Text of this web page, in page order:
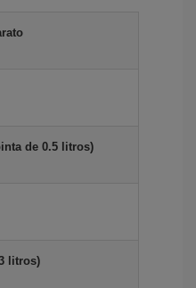
de 0.5 litros)
litros)